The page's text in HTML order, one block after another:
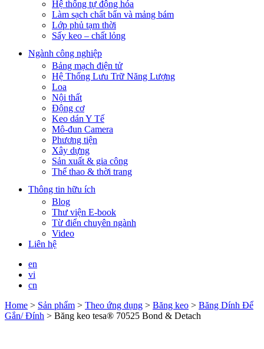
Hệ thống tự động hóa
Làm sạch chất bẩn và mảng bám
Lớp phủ tạm thời
Sấy keo – chất lỏng
Ngành công nghiệp
Bảng mạch điện tử
Hệ Thống Lưu Trữ Năng Lượng
Loa
Nội thất
Động cơ
Keo dán Y Tế
Mô-đun Camera
Phương tiện
Xây dựng
Sản xuất & gia công
Thể thao & thời trang
Thông tin hữu ích
Blog
Thư viện E-book
Từ điển chuyên ngành
Video
Liên hệ
en
vi
cn
Home > Sản phẩm > Theo ứng dụng > Băng keo > Băng Dính Để
Gắn/ Đính > Băng keo tesa® 70525 Bond & Detach